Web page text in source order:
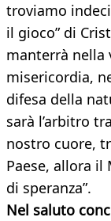
troviamo
il gioco” di
manterrà nella
misericordia,
difesa della
sarà l’arbitro
nostro cuore,
Paese, allora
di speranza”.
Nel saluto